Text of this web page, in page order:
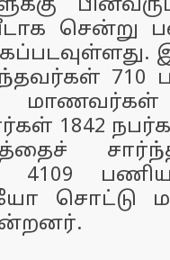
710
மாணவர்கள்
1842
சொட்டு